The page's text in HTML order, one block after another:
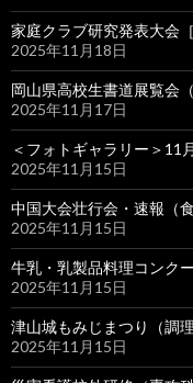
家庭クラブ研究発表大会
2025年11月18日
岡山県高校生書道展覧会（
2025年11月17日
＜フォトギャラリー＞11
2025年11月15日
中国大会壮行会・速報（
2025年11月15日
牛乳・乳製品料理コンク
2025年11月15日
津山城もみじまつり（調
2025年11月15日